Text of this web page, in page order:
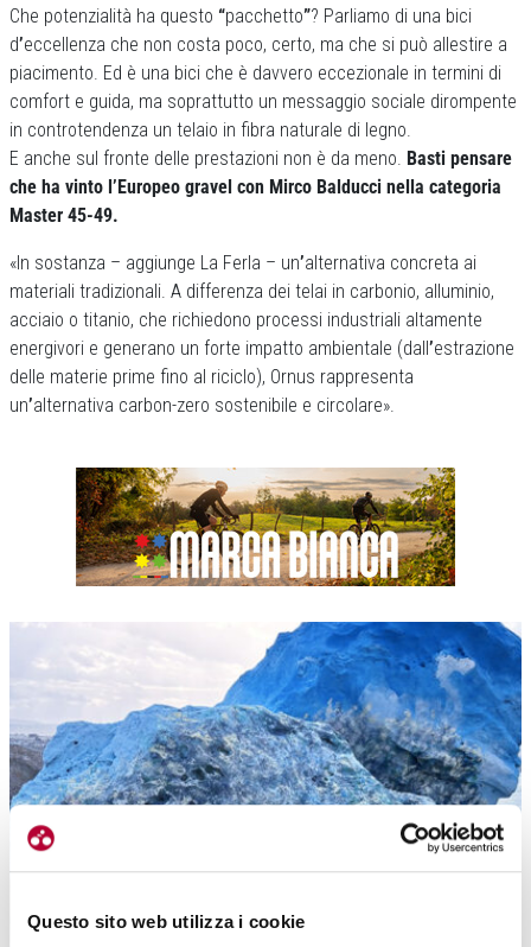
Questo sito web utilizza i cookie
Che potenzialità ha questo “pacchetto”? Parliamo di una bici
d’eccellenza che non costa poco, certo, ma che si può allestire a
piacimento. Ed è una bici che è davvero eccezionale in termini di
comfort e guida, ma soprattutto un messaggio sociale dirompente
in controtendenza un telaio in fibra naturale di legno.
E anche sul fronte delle prestazioni non è da meno. Basti pensare
che ha vinto l’Europeo gravel con Mirco Balducci nella categoria
Master 45-49.
«In sostanza – aggiunge La Ferla – un’alternativa concreta ai
materiali tradizionali. A differenza dei telai in carbonio, alluminio,
acciaio o titanio, che richiedono processi industriali altamente
energivori e generano un forte impatto ambientale (dall ’estrazione
delle materie prime fino al riciclo), Ornus rappresenta
un’alternativa carbon-zero sostenibile e circolare».